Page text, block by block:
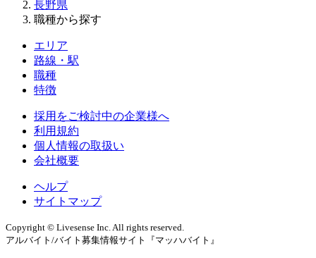
長野県
職種から探す
エリア
路線・駅
職種
特徴
採用をご検討中の企業様へ
利用規約
個人情報の取扱い
会社概要
ヘルプ
サイトマップ
Copyright © Livesense Inc. All rights reserved.
アルバイト/バイト募集情報サイト『マッハバイト』